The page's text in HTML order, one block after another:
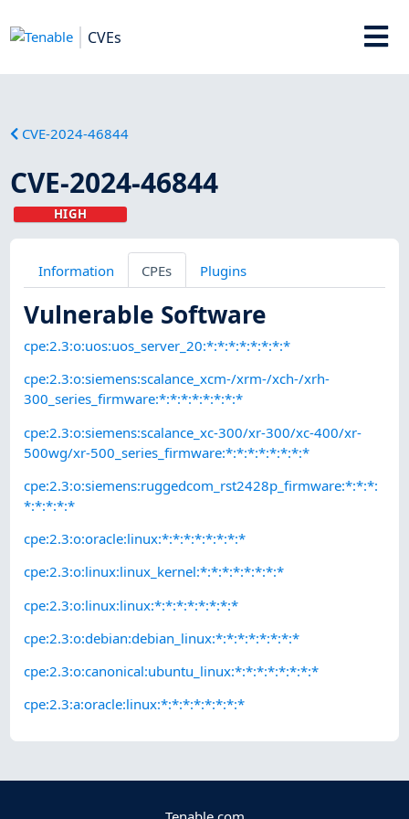
CVEs
CVE-2024-46844
CVE-2024-46844
HIGH
Information CPEs Plugins
Vulnerable Software
cpe:2.3:o:uos:uos_server_20:*:*:*:*:*:*:*:*
cpe:2.3:o:siemens:scalance_xcm-/xrm-/xch-/xrh-
300_series_firmware:*:*:*:*:*:*:*:*
cpe:2.3:o:siemens:scalance_xc-300/xr-300/xc-400/xr-
500wg/xr-500_series_firmware:*:*:*:*:*:*:*:*
cpe:2.3:o:siemens:ruggedcom_rst2428p_firmware:*:*:*:
*:*:*:*:*
cpe:2.3:o:oracle:linux:*:*:*:*:*:*:*:*
cpe:2.3:o:linux:linux_kernel:*:*:*:*:*:*:*:*
cpe:2.3:o:linux:linux:*:*:*:*:*:*:*:*
cpe:2.3:o:debian:debian_linux:*:*:*:*:*:*:*:*
cpe:2.3:o:canonical:ubuntu_linux:*:*:*:*:*:*:*:*
cpe:2.3:a:oracle:linux:*:*:*:*:*:*:*:*